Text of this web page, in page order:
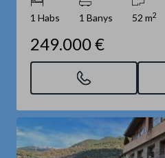
1 Habs 1 Banys 52 m2
249.000 €